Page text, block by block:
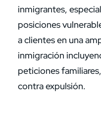
inmigrantes,
posiciones
a clientes en una
inmigración
peticiones
contra expulsión.